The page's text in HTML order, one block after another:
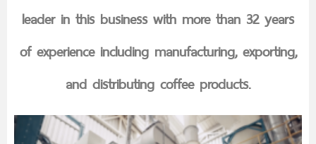
leader in this business with more than 32 years
of experience including manufacturing, exporting,
and distributing coffee products.